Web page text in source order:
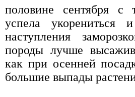
половине сентября с
успела укорениться
наступления
породы лучше
как при осенней
большие выпады